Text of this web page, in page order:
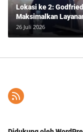
Lokasi ke 2:
Maksimalkan
Pendidikan
26 Juli 2026